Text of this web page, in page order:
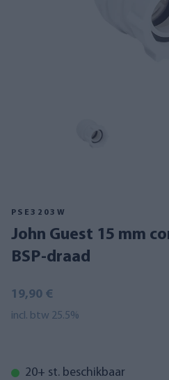
PSE3203W
John Guest 15 mm connector - 3/4 inch
BSP-draad
19,90 €
incl. btw 25.5%
20+ st. beschikbaar